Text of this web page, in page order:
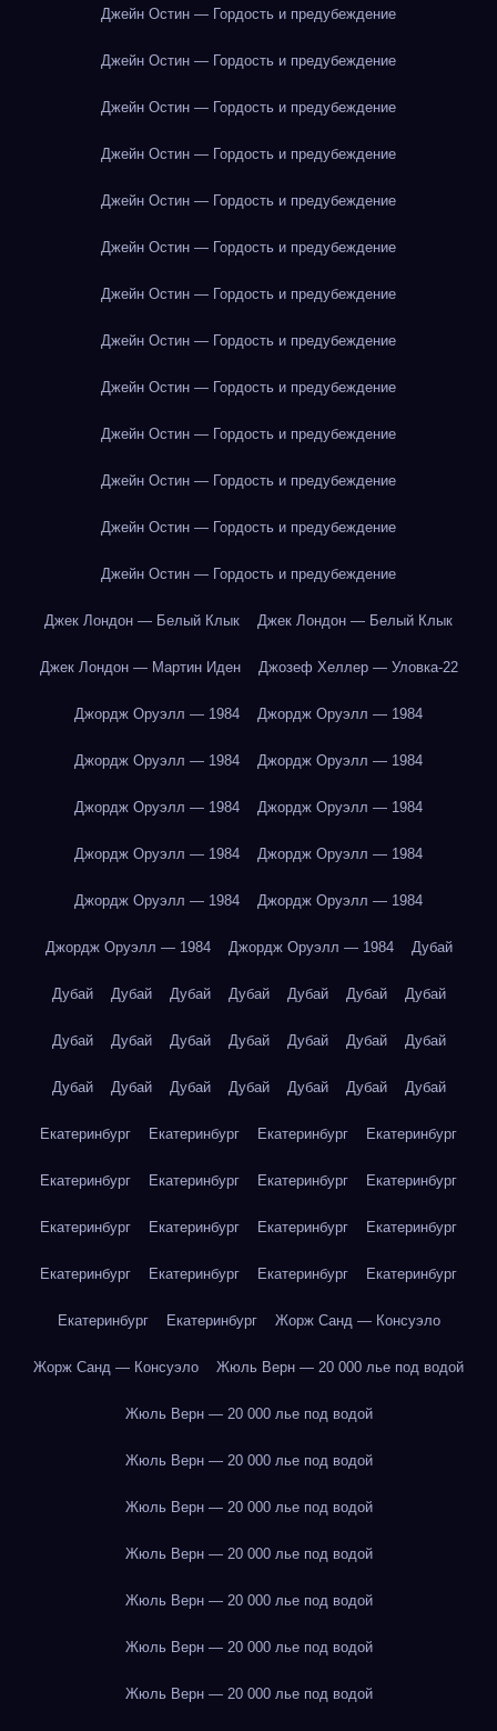
Джейн Остин — Гордость и предубеждение
Джейн Остин — Гордость и предубеждение
Джейн Остин — Гордость и предубеждение
Джейн Остин — Гордость и предубеждение
Джейн Остин — Гордость и предубеждение
Джейн Остин — Гордость и предубеждение
Джейн Остин — Гордость и предубеждение
Джейн Остин — Гордость и предубеждение
Джейн Остин — Гордость и предубеждение
Джейн Остин — Гордость и предубеждение
Джейн Остин — Гордость и предубеждение
Джейн Остин — Гордость и предубеждение
Джейн Остин — Гордость и предубеждение
Джек Лондон — Белый Клык Джек Лондон — Белый Клык
Джек Лондон — Мартин Иден Джозеф Хеллер — Уловка-22
Джордж Оруэлл — 1984 Джордж Оруэлл — 1984
Джордж Оруэлл — 1984 Джордж Оруэлл — 1984
Джордж Оруэлл — 1984 Джордж Оруэлл — 1984
Джордж Оруэлл — 1984 Джордж Оруэлл — 1984
Джордж Оруэлл — 1984 Джордж Оруэлл — 1984
Джордж Оруэлл — 1984 Джордж Оруэлл — 1984 Дубай
Дубай Дубай Дубай Дубай Дубай Дубай Дубай
Дубай Дубай Дубай Дубай Дубай Дубай Дубай
Дубай Дубай Дубай Дубай Дубай Дубай Дубай
Екатеринбург Екатеринбург Екатеринбург Екатеринбург
Екатеринбург Екатеринбург Екатеринбург Екатеринбург
Екатеринбург Екатеринбург Екатеринбург Екатеринбург
Екатеринбург Екатеринбург Екатеринбург Екатеринбург
Екатеринбург Екатеринбург Жорж Санд — Консуэло
Жорж Санд — Консуэло Жюль Верн — 20 000 лье под водой
Жюль Верн — 20 000 лье под водой
Жюль Верн — 20 000 лье под водой
Жюль Верн — 20 000 лье под водой
Жюль Верн — 20 000 лье под водой
Жюль Верн — 20 000 лье под водой
Жюль Верн — 20 000 лье под водой
Жюль Верн — 20 000 лье под водой